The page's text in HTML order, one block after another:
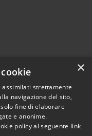
© 2026 • Comune di
di Piave • Powered by
×
assimilati strettamente
navigazione del sito,
fine di elaborare
e anonime.
policy al seguente link